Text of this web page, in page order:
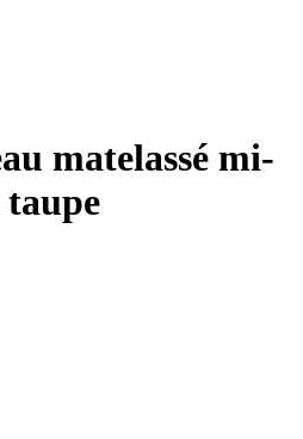
matelassé mi-
taupe